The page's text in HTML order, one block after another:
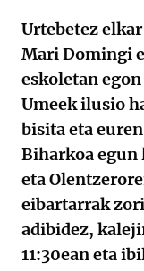
Urtebetez
Mari Domingi
eskoletan
Umeek ilusio
bisita eta
Biharkoa egun
eta
eibartarrak
adibidez,
11:30ean eta